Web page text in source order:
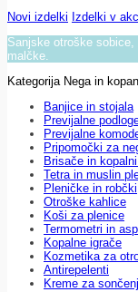
Novi izdelki Izdelki v
Sanjske otroške
malčke.
Kategorija Nega in
Banjice in stojala
Previjalne
Previjalne
Pripomočki za
Brisače in
Tetra in muslin
Pleničke in robčki
Otroške kahlice
Koši za plenice
Termometri in
Kopalne igrače
Kozmetika za
Antirepelenti
Kreme za